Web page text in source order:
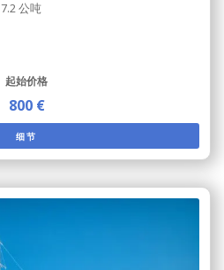
7.2 公吨
起始价格
800 €
细节